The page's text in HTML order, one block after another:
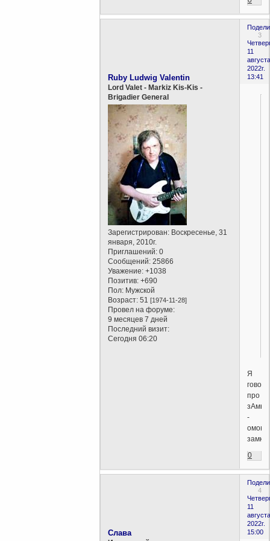
3
11
2022г.
13:41
Ruby Ludwig Valentin
Lord Valet - Markiz Kis-Kis -
Brigadier General
Зарегистрирован: Воскресенье, 31
января, 2010г.
Приглашений: 0
Сообщений: 25866
Уважение: +1038
Позитив: +690
Пол: Мужской
Возраст: 51[1974-11-28]
Провел на форуме:
9 месяцев 7 дней
Последний визит:
Сегодня 06:20
Я
про
зАмки
-
0
4
11
2022г.
15:00
Слава